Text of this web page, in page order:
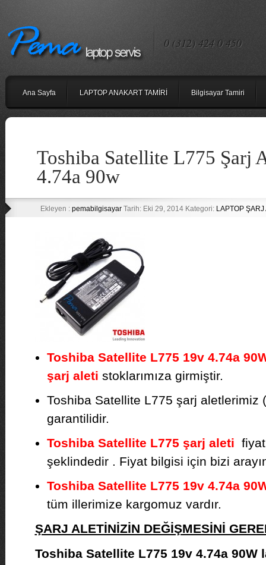
0 (312) 424 0 450
Ana Sayfa LAPTOP ANAKART TAMİRİ Bilgisayar Tamiri
Toshiba Satellite L775 Şarj
4.74a 90w
Ekleyen : pemabilgisayarTarih: Eki 29, 2014 Kategori: LAPTOP
Toshiba Satellite L775 19v 4.74a
şarj aleti stoklarımıza girmiştir.
Toshiba Satellite L775 şarj aletlerimiz
garantilidir.
Toshiba Satellite L775 şarj aleti
şeklindedir . Fiyat bilgisi için bizi
Toshiba Satellite L775 19v 4.74a
tüm illerimize kargomuz vardır.
ŞARJ ALETİNİZİN DEĞİŞMESİNİ
Toshiba Satellite L775 19v 4.74a 90W